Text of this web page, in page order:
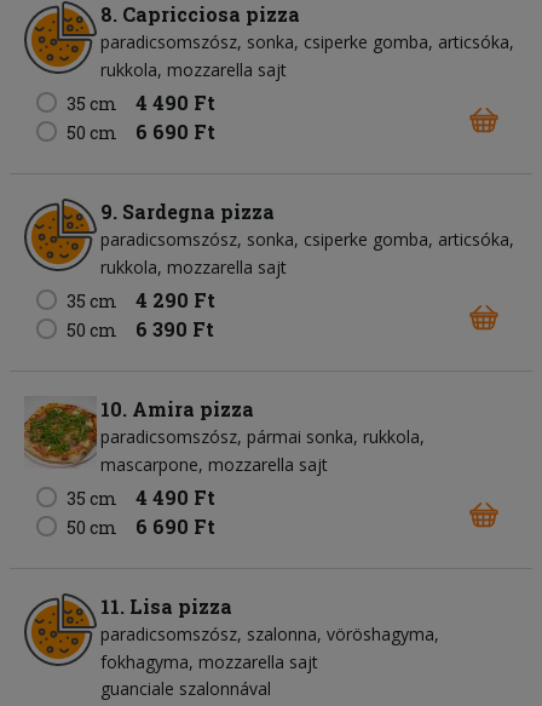
8. Capricciosa pizza
paradicsomszósz sonka csiperke gomba articsóka
rukkola mozzarella sajt
35 cm
4 490 Ft
50 cm 6 690 Ft
9. Sardegna pizza
paradicsomszósz sonka csiperke gomba articsóka
rukkola mozzarella sajt
35 cm
4 290 Ft
50 cm 6 390 Ft
10. Amira pizza
paradicsomszósz pármai sonka rukkola
mascarpone mozzarella sajt
35 cm
4 490 Ft
50 cm 6 690 Ft
11. Lisa pizza
paradicsomszósz szalonna vöröshagyma
fokhagyma mozzarella sajt
guanciale szalonnával